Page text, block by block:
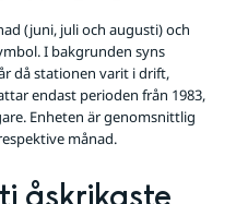
(juni, juli och augusti) och
I bakgrunden syns
då stationen varit i drift,
endast perioden från 1983,
Enheten är genomsnittlig
månad.